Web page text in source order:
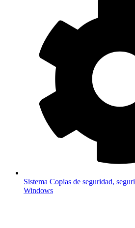
Sistema Copias de seguridad,
Windows